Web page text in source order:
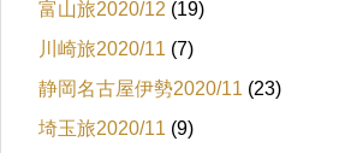
富山旅2020/12 (19)
川崎旅2020/11 (7)
静岡名古屋伊勢2020/11 (23)
埼玉旅2020/11 (9)